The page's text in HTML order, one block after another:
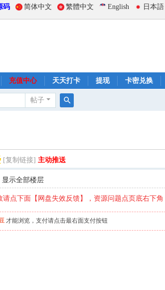
码 简体中文 繁體中文 English 日本語
充值中心 天天打卡 提现 卡密兑换
帖子
[复制链接] 主动推送
显示全部楼层
请点下面【网盘失效反馈】，资源问题点页底右下
才能浏览，支付请点击最右面支付按钮